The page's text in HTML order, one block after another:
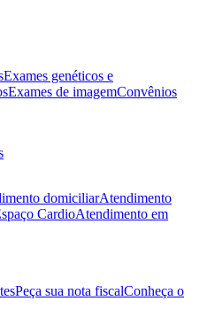
Exames genéticos e
Exames de imagemConvênios
domiciliarAtendimento
CardioAtendimento em
Peça sua nota fiscalConheça o